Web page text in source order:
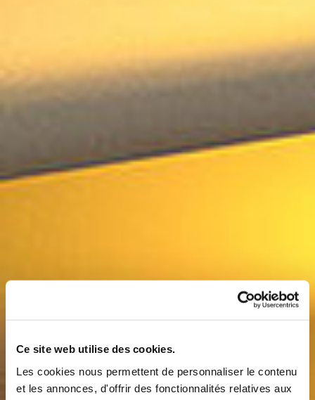
Ce site web utilise des cookies.
Les cookies nous permettent de personnaliser le contenu
et les annonces, d'offrir des fonctionnalités relatives aux